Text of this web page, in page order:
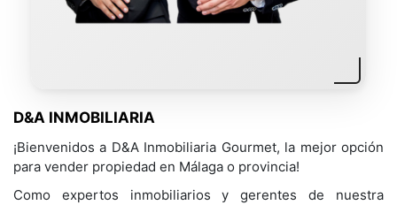
D&A INMOBILIARIA
¡Bienvenidos a D&A Inmobiliaria Gourmet, la mejor opción
para vender propiedad en Málaga o provincia!
Como expertos inmobiliarios y gerentes de nuestra